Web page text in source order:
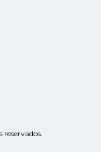
reservados.